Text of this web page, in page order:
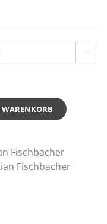

Fischbacher
Fischbacher